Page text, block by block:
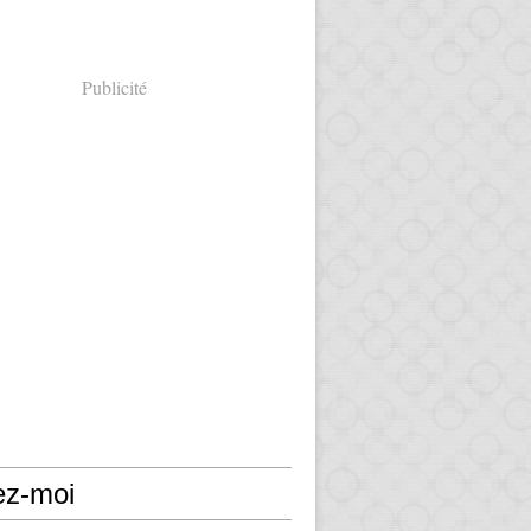
Publicité
moi